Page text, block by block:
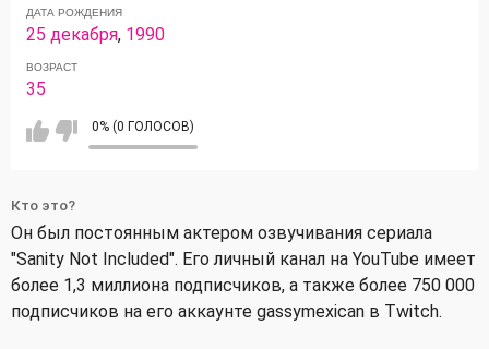
ДАТА РОЖДЕНИЯ
25 декабря, 1990
ВОЗРАСТ
35
0% (0 ГОЛОСОВ)
Кто это?
Он был постоянным актером озвучивания сериала
"Sanity Not Included". Его личный канал на YouTube имеет
более 1,3 миллиона подписчиков, а также более 750 000
подписчиков на его аккаунте gassymexican в Twitch.